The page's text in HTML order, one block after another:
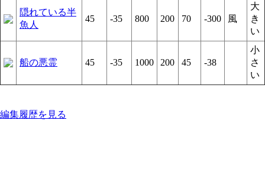
隠れている半
魚人
45 -35 800 200 70 -300 風
大
き
い
船の悪霊 45 -35 1000 200 45 -38
小
さ
い
編集履歴を見る